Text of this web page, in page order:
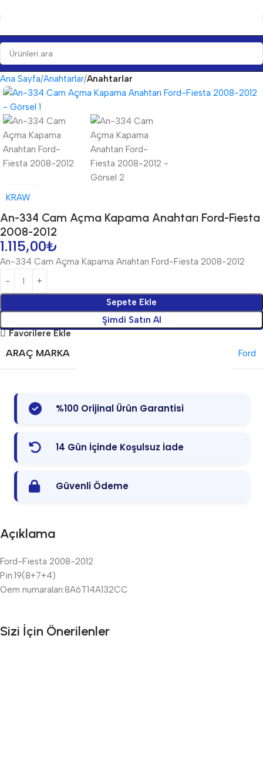
Ana Sayfa Anahtarlar Anahtarlar
KRAW
An-334 Cam Açma Kapama Anahtarı Ford-Fiesta
2008-2012
1.115,00₺
An-334 Cam Açma Kapama Anahtarı Ford-Fiesta 2008-2012
Sepete Ekle
Şimdi Satın Al
Favorilere Ekle
ARAÇ MARKA Ford
%100 Orijinal Ürün Garantisi
14 Gün İçinde Koşulsuz İade
Güvenli Ödeme
Açıklama
Ford-Fiesta 2008-2012
Pin:19(8+7+4)
Oem numaraları:8A6T14A132CC
Sizi İçin Önerilenler